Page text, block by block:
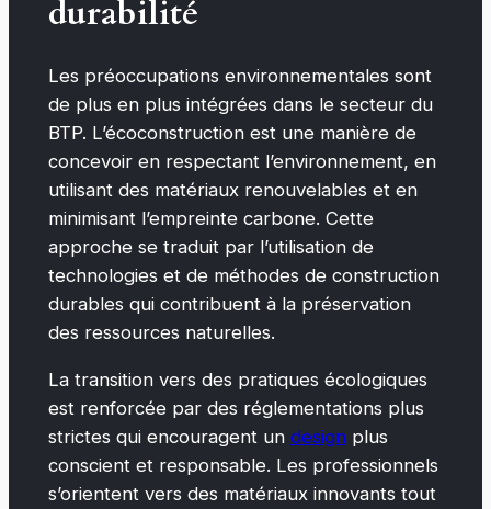
durabilité
Les préoccupations environnementales sont
de plus en plus intégrées dans le secteur du
BTP. L’écoconstruction est une manière de
concevoir en respectant l’environnement, en
utilisant des matériaux renouvelables et en
minimisant l’empreinte carbone. Cette
approche se traduit par l’utilisation de
technologies et de méthodes de construction
durables qui contribuent à la préservation
des ressources naturelles.
La transition vers des pratiques écologiques
est renforcée par des réglementations plus
strictes qui encouragent un designplus
conscient et responsable. Les professionnels
s’orientent vers des matériaux innovants tout